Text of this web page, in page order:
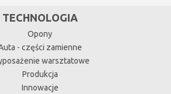
TECHNOLOGIA
Opony
- części zamienne
warsztatowe
Produkcja
Innowacje